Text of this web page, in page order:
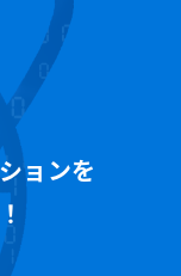
ョンを